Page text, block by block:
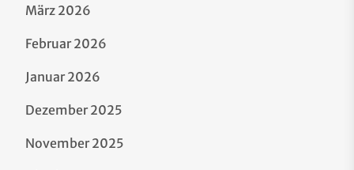
März 2026
Februar 2026
Januar 2026
Dezember 2025
November 2025